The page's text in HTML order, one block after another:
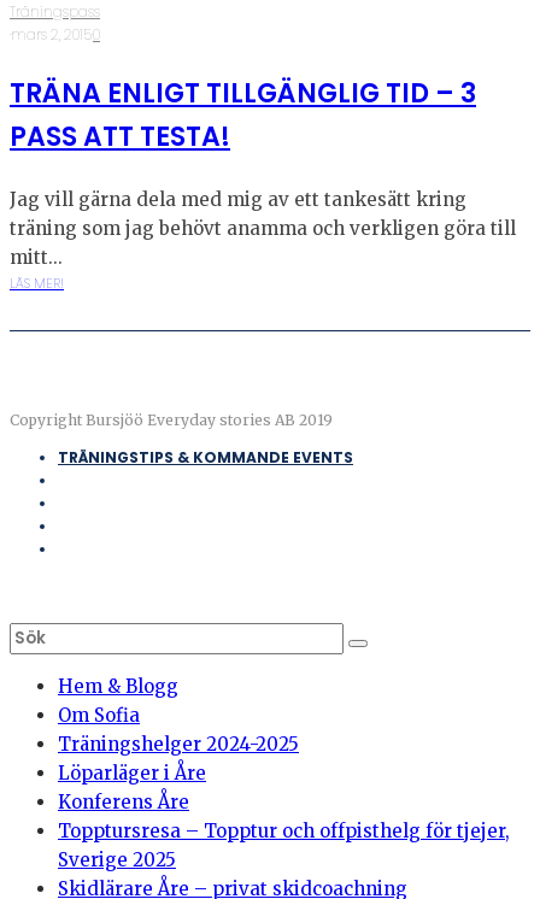
Träningspass
·mars 2, 2015·0
TRÄNA ENLIGT TILLGÄNGLIG TID – 3
PASS ATT TESTA!
Jag vill gärna dela med mig av ett tankesätt kring
träning som jag behövt anamma och verkligen göra till
mitt...
LÄS MER!
Copyright Bursjöö Everyday stories AB 2019
TRÄNINGSTIPS & KOMMANDE EVENTS
Hem & Blogg
Om Sofia
Träningshelger 2024-2025
Löparläger i Åre
Konferens Åre
Topptursresa – Topptur och offpisthelg för tjejer,
Sverige 2025
Skidlärare Åre – privat skidcoachning